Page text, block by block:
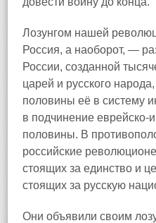
Лозунгом нашей
Россия, а наоборот, —
России, созданной
царей и русского
половины её в систему
в подчинение еврейско-
половины. В
российские
стоящих за единство и
стоящих за русскую
Они объявили своим